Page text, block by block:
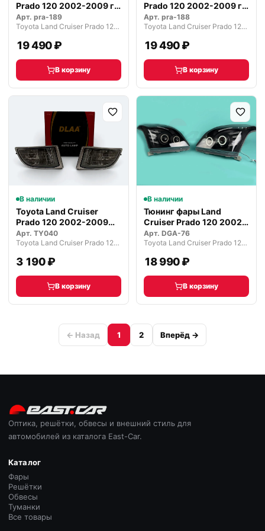
Prado 120 2002-2009 г.
темные
Арт. pra-189
Toyota Land Cruiser Prado 120 рестайлинг (2007—2009)
19 490 ₽
В корзину
Prado 120 2002-2009 г.
красные
Арт. pra-188
Toyota Land Cruiser Prado 120 рестайлинг (2007—2009)
19 490 ₽
В корзину
В наличии
Toyota Land Cruiser
Prado 120 2002-2009
туманки П…
Арт. TY040
Toyota Land Cruiser Prado 120 рестайлинг (2007—2009)
3 190 ₽
В корзину
В наличии
Тюнинг фары Land
Cruiser Prado 120 2002-
2009 г.
Арт. DGA-76
Toyota Land Cruiser Prado 120 рестайлинг (2007—2009)
18 990 ₽
В корзину
← Назад 1 2 Вперёд →
Оптика, решётки, обвесы и внешний стиль для
автомобилей из каталога East-Car.
Каталог
Фары
Решётки
Обвесы
Туманки
Все товары